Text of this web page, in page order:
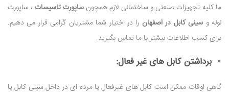
ما کلیه تجهیزات صنعتی و ساختمانی لازم همچونساپورت تاسیسات ، ساپورت
لوله و سینی کابل در اصفهان را در اختیار شما مشتریان گرامی قرار می دهیم.
برای کسب اطلاعات بیشتر با ما تماس بگیرید.
برداشتن کابل های غیر فعال:
گاهی اوقات ممکن است کابل های غیرفعال یا مرده ای در داخل سینی کابل یا